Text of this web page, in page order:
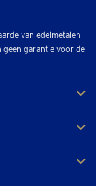
van edelmetalen
geen garantie voor de